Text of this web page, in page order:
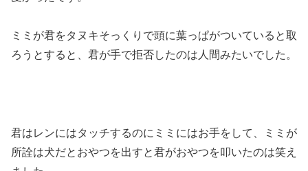
ミミが君をタヌキそっくりで頭に葉っぱがついていると取
ろうとすると、君が手で拒否したのは人間みたいでした。
君はレンにはタッチするのにミミにはお手をして、ミミが
所詮は犬だとおやつを出すと君がおやつを叩いたのは笑え